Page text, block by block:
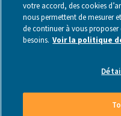
votre accord, des cookies
nous permettent de mesurer
de continuer à vous proposer
besoins. Voir la politique